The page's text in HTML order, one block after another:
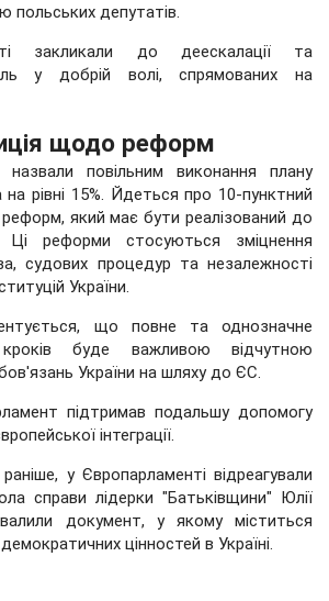
польських депутатів.
закликали до деескалації та
у добрій волі, спрямованих на
щодо реформ
повільним виконання плану
рівні 15%. Йдеться про 10-пунктний
який має бути реалізований до
Ці реформи стосуються зміцнення
судових процедур та незалежності
України.
що повне та однозначне
буде важливою відчутною
України на шляху до ЄС.
підтримав подальшу допомогу
інтеграції.
у Європарламенті відреагували
справи лідерки "Батьківщини" Юлії
документ, у якому міститься
цінностей в Україні.